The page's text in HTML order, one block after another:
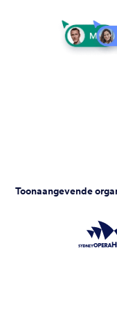
Toonaangevende